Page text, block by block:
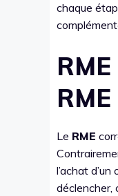
chaque
Le RME
l’achat
déclencher,